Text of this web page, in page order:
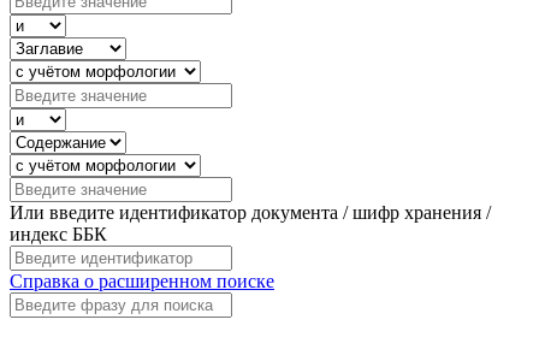
Или введите идентификатор документа / шифр хранения /
индекс ББК
Справка о расширенном поиске